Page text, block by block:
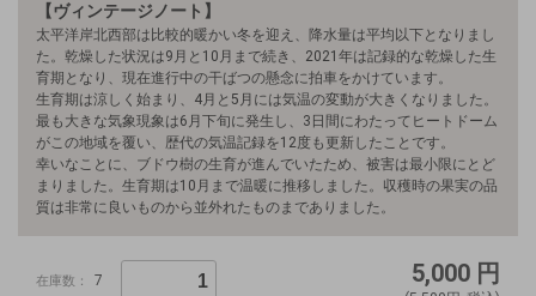
【ヴィンテージノート】
太平洋岸北西部は比較的暖かい冬を迎え、降水量は平均以下となりまし
た。乾燥した状況は9月と10月まで続き、2021年は記録的な乾燥した生
育期となり、現在進行中の干ばつの懸念に拍車をかけています。
生育期は涼しく始まり、4月と5月には気温の変動が大きくなりました。
最も大きな気象現象は6月下旬に発生し、3日間にわたってヒートドーム
がこの地域を覆い、歴代の気温記録を12度も更新したことです。
幸いなことに、ブドウ樹の生育が進んでいたため、被害は最小限にとど
まりました。生育期は10月まで温暖に推移しました。収穫時の果実の品
質は非常に良いものから並外れたものまでありました。
在庫数： 7 5,000 円